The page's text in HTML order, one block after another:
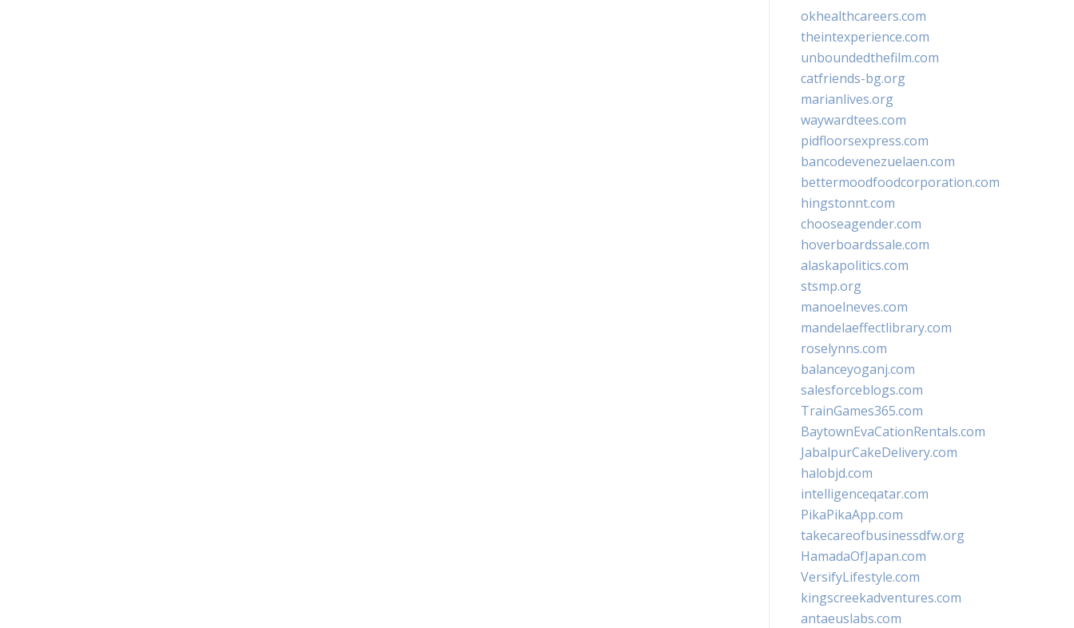
okhealthcareers.com
theintexperience.com
unboundedthefilm.com
catfriends-bg.org
marianlives.org
waywardtees.com
pidfloorsexpress.com
bancodevenezuelaen.com
bettermoodfoodcorporation.com
hingstonnt.com
chooseagender.com
hoverboardssale.com
alaskapolitics.com
stsmp.org
manoelneves.com
mandelaeffectlibrary.com
roselynns.com
balanceyoganj.com
salesforceblogs.com
TrainGames365.com
BaytownEvaCationRentals.com
JabalpurCakeDelivery.com
halobjd.com
intelligenceqatar.com
PikaPikaApp.com
takecareofbusinessdfw.org
HamadaOfJapan.com
VersifyLifestyle.com
kingscreekadventures.com
antaeuslabs.com